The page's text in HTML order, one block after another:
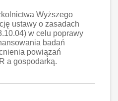
Wyższego
ustawy o zasadach
w celu poprawy
badań
powiązań
a gospodarką.